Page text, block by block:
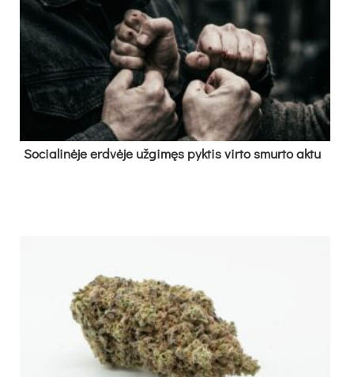
So­cia­li­nė­je erd­vė­je už­gi­męs pyk­tis vir­to smur­to ak­tu